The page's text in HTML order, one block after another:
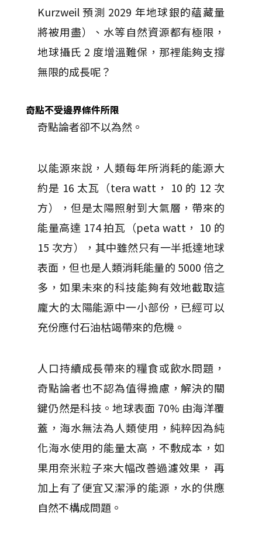
Kurzweil 預測 2029 年地球銀的蘊藏量
將被用盡）、水等自然資源都有極限，
地球攝氏 2 度增溫難保，那裡能夠支撐
無限的成長呢？
奇點不受邊界條件所限
奇點論者卻不以為然。
以能源來說，人類每年所消耗的能源大
約是 16 太瓦（tera watt， 10 的 12 次
方），但是太陽照射到大氣層，帶來的
能量高達 174 拍瓦（peta watt， 10 的
15 次方），其中雖然只有一半抵達地球
表面，但也是人類消耗能量的 5000 倍之
多，如果未來的科技能夠有效地截取這
龐大的太陽能源中一小部份，已經可以
充份應付石油枯竭帶來的危機。
人口持續成長帶來的糧食或飲水問題，
奇點論者也不認為值得擔慮，解決的關
鍵仍然是科技。地球表面 70% 由海洋覆
蓋，海水無法為人類使用，純粹因為純
化海水使用的能量太高，不敷成本，如
果用奈米粒子來大幅改善過濾效果， 再
加上有了便宜又潔淨的能源，水的供應
自然不構成問題。